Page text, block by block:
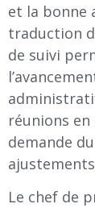
et la bonne
traduction
de suivi
réunions
demande
Le chef de